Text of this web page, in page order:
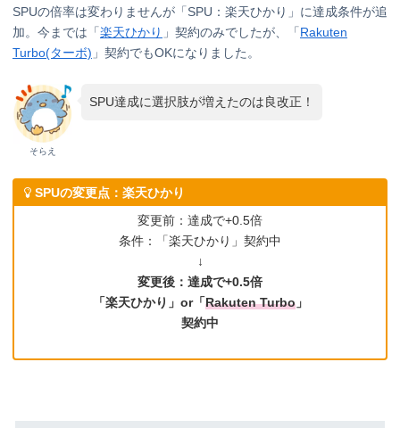
SPUの倍率は変わりませんが「SPU：楽天ひかり」に達成条件が追
加。今までは「楽天ひかり 」契約のみでしたが、「Rakuten
Turbo(ターボ) 」契約でもOKになりました。
そらえ
SPU達成に選択肢が増えたのは良改正！
SPUの変更点：楽天ひかり
変更前：達成で+0.5倍
条件：「楽天ひかり」契約中
↓
変更後：達成で+0.5倍
「楽天ひかり」or「Rakuten Turbo」
契約中